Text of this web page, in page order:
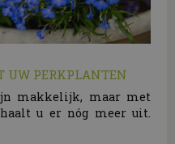
UW PERKPLANTEN
makkelijk, maar met
u er nóg meer uit.